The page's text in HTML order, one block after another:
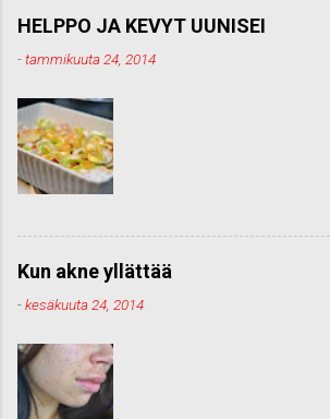
HELPPO JA KEVYT UUNISEI
-tammikuuta 24, 2014
Kun akne yllättää
-kesäkuuta 24, 2014